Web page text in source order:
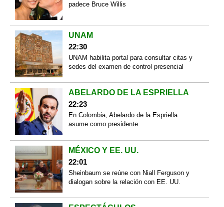
padece Bruce Willis
UNAM
22:30
UNAM habilita portal para consultar citas y
sedes del examen de control presencial
ABELARDO DE LA ESPRIELLA
22:23
En Colombia, Abelardo de la Espriella
asume como presidente
MÉXICO Y EE. UU.
22:01
Sheinbaum se reúne con Niall Ferguson y
dialogan sobre la relación con EE. UU.